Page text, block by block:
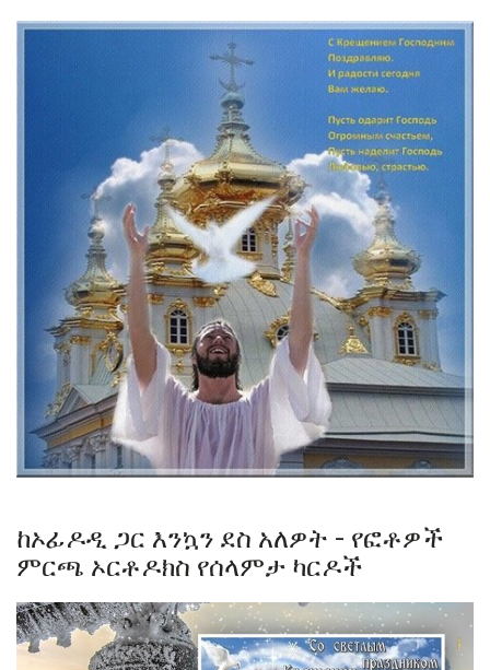
ከኦፊዶዲ ጋር እንኳን ደስ አለዎት - የፎቶዎች
ምርጫ ኦርቶዶክስ የሰላምታ ካርዶች